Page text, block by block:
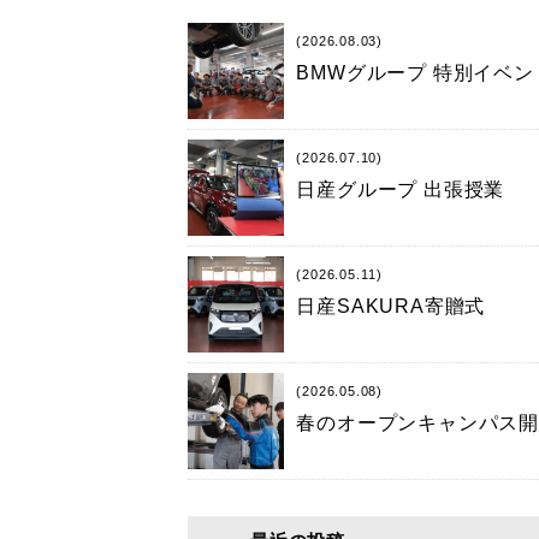
(2026.08.03)
BMWグループ 特別イベン
(2026.07.10)
日産グループ 出張授業
(2026.05.11)
日産SAKURA寄贈式
(2026.05.08)
春のオープンキャンパス